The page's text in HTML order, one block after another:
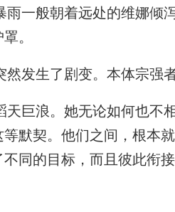
一般朝着远处的维娜倾
。
发生了剧变。本体宗强
巨浪。她无论如何也不
默契。他们之间，根本
同的目标，而且彼此衔